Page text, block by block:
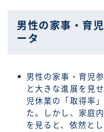
男性の家事・育
ータ
男性の家事・育児
と大きな進展を見
児休業の「取得率
た。しかし、家庭
を見ると、依然と